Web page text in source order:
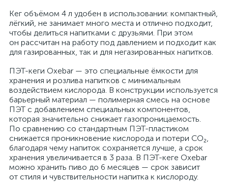
Кег объёмом 4 л удобен в использовании: компактный,
лёгкий, не занимает много места и отлично подходит,
чтобы делиться напитками с друзьями. При этом
он рассчитан на работу под давлением и подходит как
для газированных, так и для негазированных напитков.
ПЭТ-кеги Oxebar — это специальные ёмкости для
хранения и розлива напитков с минимальным
воздействием кислорода. В конструкции используется
барьерный материал — полимерная смесь на основе
ПЭТ с добавлением специальных компонентов,
которая значительно снижает газопроницаемость.
По сравнению со стандартным ПЭТ-пластиком
снижается проникновение кислорода и потери CO₂,
благодаря чему напиток сохраняется лучше, а срок
хранения увеличивается в 3 раза. В ПЭТ-кеге Oxebar
можно хранить пиво до 6 месяцев — срок зависит
от стиля и чувствительности напитка к кислороду.